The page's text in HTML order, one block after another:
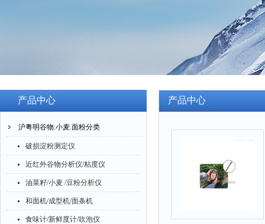
产品中心
沪粤明谷物.小麦.面粉分类
破损淀粉测定仪
近红外谷物分析仪/粘度仪
油菜籽/小麦 /豆粉分析仪
和面机/成型机/面条机
食味计/新鲜度计/吹泡仪
产品中心